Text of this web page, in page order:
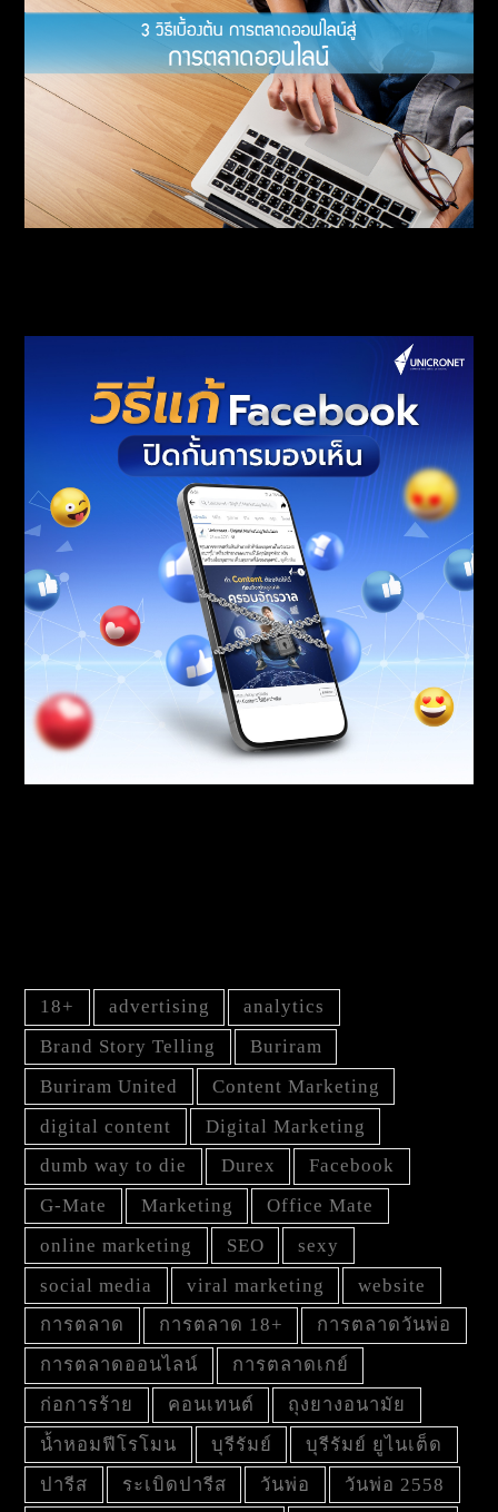
18+ advertising
analytics
Brand Story Telling
Buriram
Buriram United
Content Marketing
digital content
Digital Marketing
dumb way to die
Durex
Facebook
G-Mate
Marketing
Office Mate
online marketing
SEO
sexy
social media
viral marketing
website
การตลาด
การตลาด 18+
การตลาดวันพ่อ
การตลาดออนไลน์
การตลาดเกย์
ก่อการร้าย
คอนเทนต์
ถุงยางอนามัย
น้ำหอมฟีโรโมน
บุรีรัมย์
บุรีรัมย์ ยูไนเต็ด
ปารีส
ระเบิดปารีส วันพ่อ
วันพ่อ 2558